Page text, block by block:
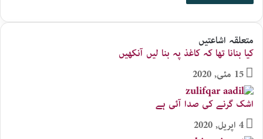
متعلقہ اشاعتیں
کیا بنانا تھا کہ کاغذ پہ بنا لیں آنکھیں
15 مئی, 2020
اشک گرنے کی صدا آئی ہے
4 اپریل, 2020